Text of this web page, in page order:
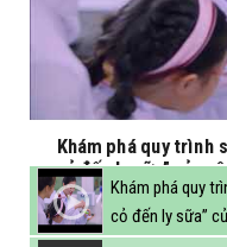
Khám phá quy trình
cỏ đến ly sữa” của
Khám phá quy
cỏ đến ly sữa”